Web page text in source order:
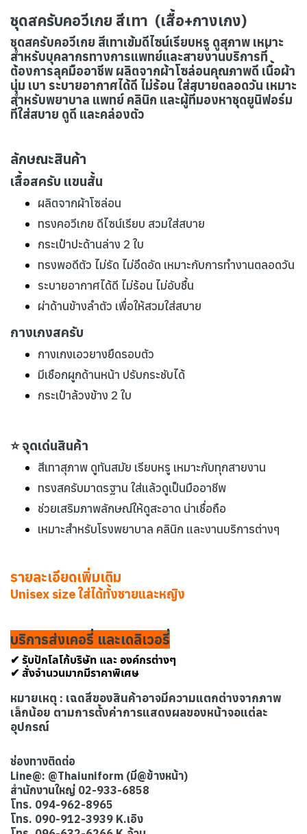
ชุดสครับคอวีเกย สีเทา (เสื้อ+กางเกง)
ชุดสครับคอวีเกย สีเทาเข้มดีไซน์เรียบหรู ดูสุภาพ เหมาะ
สำหรับบุคลากรทางการแพทย์และสายงานบริการที่
ต้องการลุคมืออาชีพ ผลิตจากผ้าโซล่อนคุณภาพดี เนื้อผ้า
นุ่ม เบา ระบายอากาศได้ดี ไม่ร้อน ใส่สบายตลอดวัน เหมาะ
สำหรับพยาบาล แพทย์ คลินิก และผู้ที่มองหาชุดยูนิฟอร์ม
ที่ใส่สบาย ดูดี และคล่องตัว
ลักษณะสินค้า
เสื้อสครับ แขนสั้น
ผลิตจากผ้าโซล่อน
ทรงคอวีเกย ดีไซน์เรียบ สวมใส่สบาย
กระเป๋าปะด้านล่าง 2 ใบ
ทรงพอดีตัว ไม่รัด ไม่อึดอัด เหมาะกับการทำงานตลอดวัน
ระบายอากาศได้ดี ไม่ร้อน ไม่อับชื้น
ผ่าด้านข้างลำตัว เพื่อให้สวมใส่สบาย
กางเกงสครับ
กางเกงเอวยางยืดรอบตัว
มีเชือกผูกด้านหน้า ปรับกระชับได้
กระเป๋าล้วงข้าง 2 ใบ
⭐ จุดเด่นสินค้า
สีเทาสุภาพ ดูทันสมัย เรียบหรู เหมาะกับทุกสายงาน
ทรงสครับมาตรฐาน ใส่แล้วดูเป็นมืออาชีพ
ช่วยเสริมภาพลักษณ์ให้ดูสะอาด น่าเชื่อถือ
เหมาะสำหรับโรงพยาบาล คลินิก และงานบริการต่างๆ
รายละเอียดเพิ่มเติม
Unisex size ใส่ได้ทั้งชายและหญิง
บริการส่งเคอรี่ และเดลิเวอรี่
✔ รับปักโลโก้บริษัท และ องค์กรต่างๆ
✔ สั่งจำนวนมากมีราคาพิเศษ
หมายเหตุ : เฉดสีของสินค้าอาจมีความแตกต่างจากภาพ
เล็กน้อย ตามการตั้งค่าการแสดงผลของหน้าจอแต่ละ
อุปกรณ์
ช่องทางติดต่อ
Line@: @Thaiuniform (มี@ข้างหน้า)
สำนักงานใหญ่ 02-933-6858
โทร. 094-962-8965
โทร. 090-912-3939 K.เอิง